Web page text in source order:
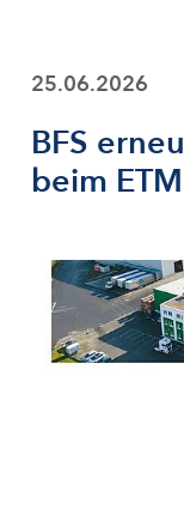
25.06.2026
BFS
beim